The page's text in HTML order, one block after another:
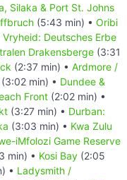
Silaka & Port St. Johns
(5:43 min) • Oribi
Vryheid: Deutsches Erbe
Drakensberge (3:31
(2:37 min) • Ardmore /
(3:02 min) • Dundee &
Front (2:02 min) •
(3:27 min) • Durban:
(3:03 min) • Kwa Zulu
iMfolozi Game Reserve
min) • Kosi Bay (2:05
• Ladysmith /